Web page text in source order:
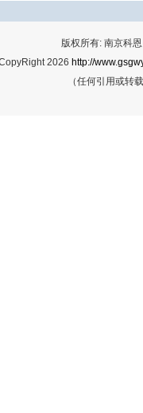
版权所有: 南京科
2026 http://
（任何引用或转